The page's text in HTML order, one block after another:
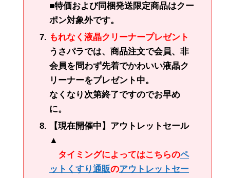
■特価および同梱発送限定商品はクー
ポン対象外です。
もれなく液晶クリーナープレゼント
うさパラでは、商品注文で会員、非
会員を問わず先着でかわいい液晶ク
リーナーをプレゼント中。
なくなり次第終了ですのでお早め
に。
【現在開催中】アウトレットセール
▲
タイミングによってはこちらのペ
ットくすり通販のアウトレットセー